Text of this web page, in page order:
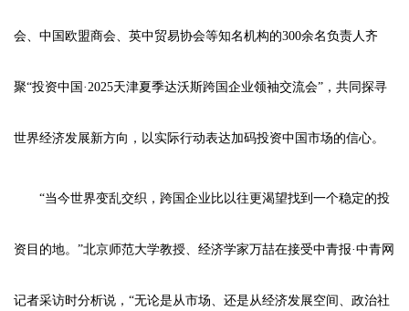
会、中国欧盟商会、英中贸易协会等知名机构的300余名负责人齐
聚“投资中国·2025天津夏季达沃斯跨国企业领袖交流会”，共同探寻
世界经济发展新方向，以实际行动表达加码投资中国市场的信心。
“当今世界变乱交织，跨国企业比以往更渴望找到一个稳定的投
资目的地。”北京师范大学教授、经济学家万喆在接受中青报·中青网
记者采访时分析说，“无论是从市场、还是从经济发展空间、政治社